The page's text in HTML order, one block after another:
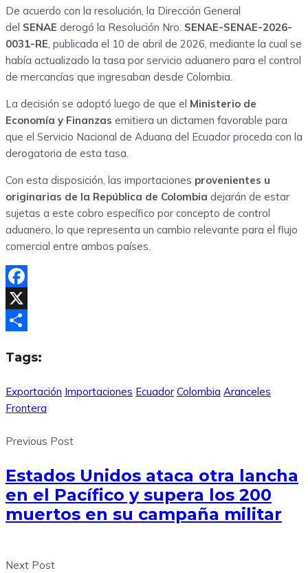
De acuerdo con la resolución, la Dirección General
del SENAE derogó la Resolución Nro. SENAE-SENAE-2026-
0031-RE, publicada el 10 de abril de 2026, mediante la cual se
había actualizado la tasa por servicio aduanero para el control
de mercancías que ingresaban desde Colombia.
La decisión se adoptó luego de que el Ministerio de
Economía y Finanzas emitiera un dictamen favorable para
que el Servicio Nacional de Aduana del Ecuador proceda con la
derogatoria de esta tasa.
Con esta disposición, las importaciones provenientes u
originarias de la República de Colombia dejarán de estar
sujetas a este cobro específico por concepto de control
aduanero, lo que representa un cambio relevante para el flujo
comercial entre ambos países.
Facebook
X
Tags:
Exportación Importaciones Ecuador Colombia Aranceles
Frontera
Previous Post
Estados Unidos ataca otra lancha
en el Pacífico y supera los 200
muertos en su campaña militar
Next Post